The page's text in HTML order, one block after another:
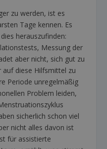
zu werden, ist es
Tage kennen. Es
herauszufinden:
Messung der
aber nicht, sich gut zu
diese Hilfsmittel zu
Periode unregelmäßig
Problem leiden,
sicherlich schon viel
nicht alles davon ist
für assistierte